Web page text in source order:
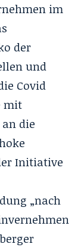
im
der
und
Covid
mit
die
Initiative
„nach